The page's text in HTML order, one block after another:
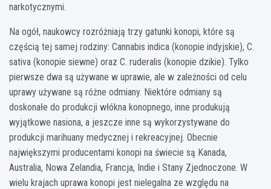
narkotycznymi.
Na ogół, naukowcy rozróżniają trzy gatunki konopi, które są
częścią tej samej rodziny: Cannabis indica (konopie indyjskie), C.
sativa (konopie siewne) oraz C. ruderalis (konopie dzikie). Tylko
pierwsze dwa są używane w uprawie, ale w zależności od celu
uprawy używane są różne odmiany. Niektóre odmiany są
doskonałe do produkcji włókna konopnego, inne produkują
wyjątkowe nasiona, a jeszcze inne są wykorzystywane do
produkcji marihuany medycznej i rekreacyjnej. Obecnie
największymi producentami konopi na świecie są Kanada,
Australia, Nowa Zelandia, Francja, Indie i Stany Zjednoczone. W
wielu krajach uprawa konopi jest nielegalna ze względu na